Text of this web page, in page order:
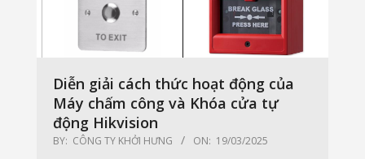
Diễn giải cách thức hoạt động của
Máy chấm công và Khóa cửa tự
động Hikvision
BY: CÔNG TY KHỞI HƯNG ON: 19/03/2025